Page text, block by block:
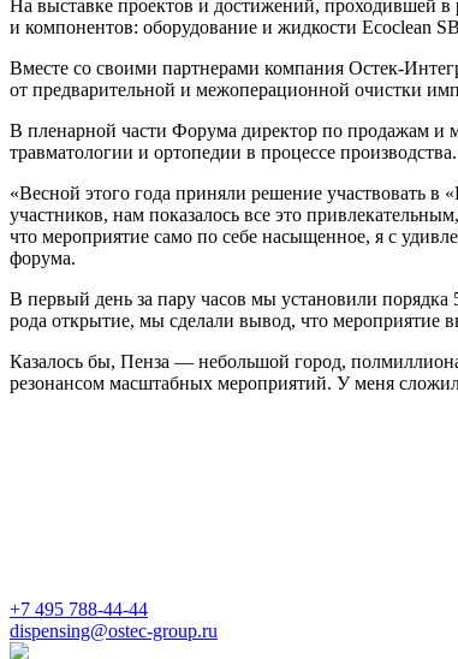
На выставке проектов и достижений, проходившей
и компонентов: оборудование и жидкости Ecoclean
Вместе со своими партнерами компания Остек-
от предварительной и межоперационной очистки
В пленарной части Форума директор по продажам и
травматологии и ортопедии в процессе
«Весной этого года приняли решение участвовать
участников, нам показалось все это
что мероприятие само по себе насыщенное, я с
форума.
В первый день за пару часов мы установили порядка
рода открытие, мы сделали вывод, что мероприятие
Казалось бы, Пенза — небольшой город,
резонансом масштабных мероприятий. У меня
+7 495 788-44-44
dispensing@ostec-group.ru